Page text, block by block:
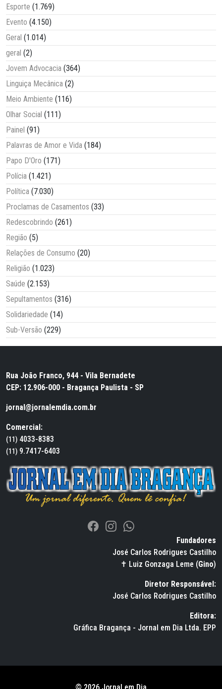
Esporte (1.769)
Evento (4.150)
Geral (1.014)
geral (2)
Jovem Advocacia (364)
Linguiça Mecânica (2)
Meio Ambiente (116)
Olhar Social (111)
Painel (91)
Palavras de Amor e Vida (184)
Papo D'Oro (171)
Polícia (1.421)
Política (7.030)
Proclamas de Casamentos (33)
Redescobrindo (261)
Região (5)
Relações de Consumo (20)
Religião (1.023)
Saúde (2.153)
Sepultamentos (316)
Solidariedade (14)
Sub-Versão (229)
Rua João Franco, 944 - Vila Bernadete
CEP: 12.906-000 - Bragança Paulista - SP
jornal@jornalemdia.com.br
Comercial:
(11) 4033-8383
(11) 9.7417-6403
Fundadores
José Carlos Rodrigues Castilho
✝ Luiz Gonzaga Leme (Gino)
Diretor Responsável:
José Carlos Rodrigues Castilho
Editora:
Gráfica Bragança - Jornal em Dia Ltda. EPP